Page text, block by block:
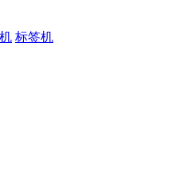
标签机